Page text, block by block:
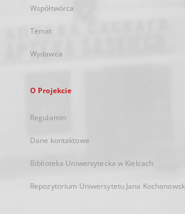
Współtwórca
Temat
Wydawca
O Projekcie
Regulamin
Dane kontaktowe
Biblioteka Uniwersytecka w Kielcach
Repozytorium Uniwersytetu Jana